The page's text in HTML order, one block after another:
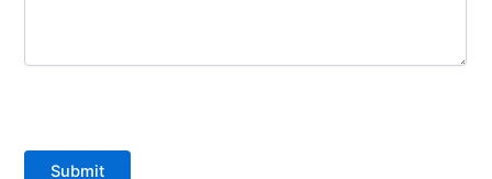
Submit